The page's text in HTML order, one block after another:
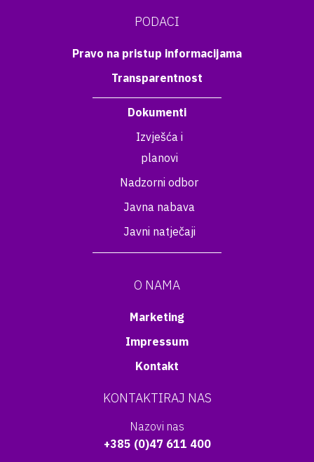
PODACI
Pravo na pristup informacijama
Transparentnost
Dokumenti
Izvješća i
planovi
Nadzorni odbor
Javna nabava
Javni natječaji
O NAMA
Marketing
Impressum
Kontakt
KONTAKTIRAJ NAS
Nazovi nas
+385 (0)47 611 400